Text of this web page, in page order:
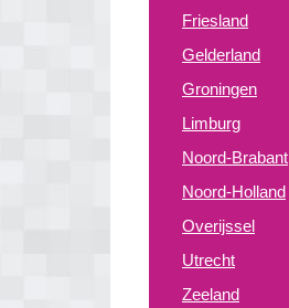
Friesland
Gelderland
Groningen
Limburg
Noord-Brabant
Noord-Holland
Overijssel
Utrecht
Zeeland